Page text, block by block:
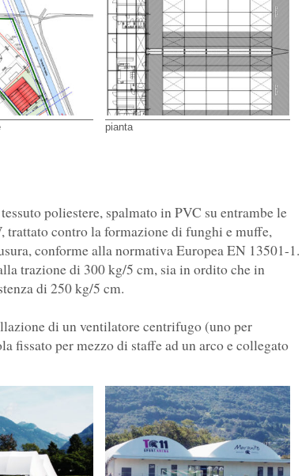
pianta
poliestere, spalmato in PVC su entrambe le
trattato contro la formazione di funghi e muffe,
conforme alla normativa Europea EN 13501-1.
trazione di 300 kg/5 cm, sia in ordito che in
di 250 kg/5 cm.
di un ventilatore centrifugo (uno per
fissato per mezzo di staffe ad un arco e collegato